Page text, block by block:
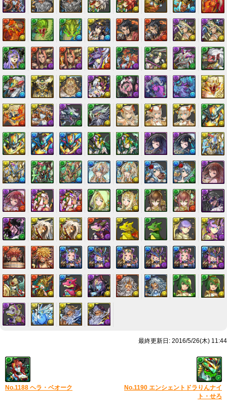
最終更新日: 2016/5/26(木) 11:44
No.1188 ヘラ・ベオーク
No.1190 エンシェントドラりんナイ
ト・せろ